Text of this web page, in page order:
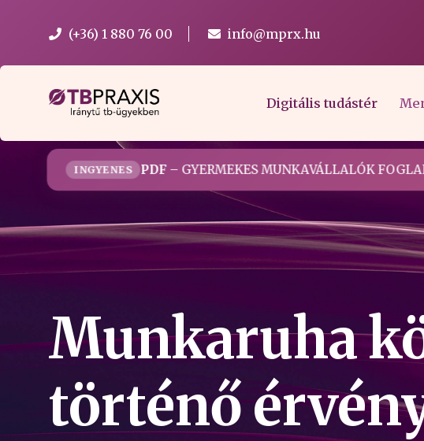
(+36) 1 880 76 00 info@mprx.hu
Digitális tudástér
INGYENES PDF– GYERMEKES MUNKAVÁLLALÓK
Munkaruha
történő